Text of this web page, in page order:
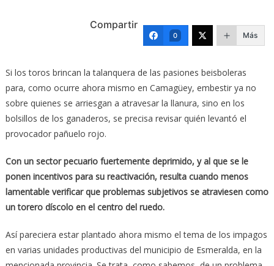
Compartir
0 Más
Si los toros brincan la talanquera de las pasiones beisboleras
para, como ocurre ahora mismo en Camagüey, embestir ya no
sobre quienes se arriesgan a atravesar la llanura, sino en los
bolsillos de los ganaderos, se precisa revisar quién levantó el
provocador pañuelo rojo.
Con un sector pecuario fuertemente deprimido, y al que se le
ponen incentivos para su reactivación, resulta cuando menos
lamentable verificar que problemas subjetivos se atraviesen como
un torero díscolo en el centro del ruedo.
Así pareciera estar plantado ahora mismo el tema de los impagos
en varias unidades productivas del municipio de Esmeralda, en la